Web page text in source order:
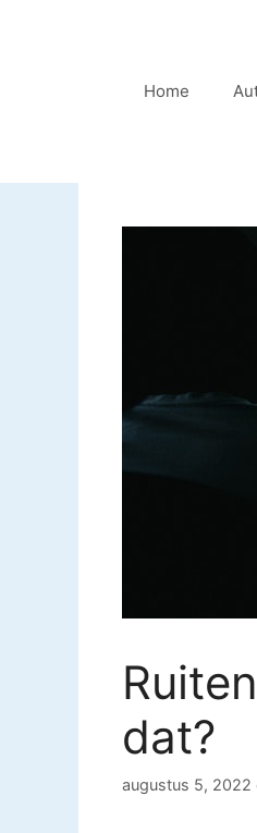
Home
dat?
augustus 5, 2022